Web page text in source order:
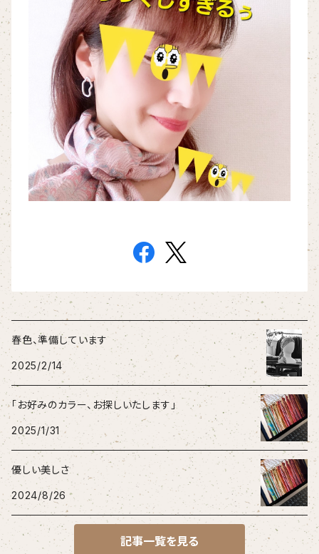
春色、準備しています
2025/2/14
「お好みのカラー、お探しいたします」
2025/1/31
優しい美しさ
2024/8/26
記事一覧を見る